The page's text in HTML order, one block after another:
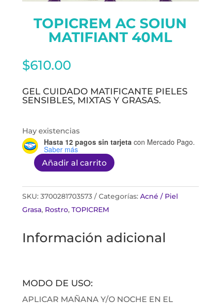
TOPICREM AC SOIUN
MATIFIANT 40ML
$610.00
GEL CUIDADO MATIFICANTE PIELES
SENSIBLES, MIXTAS Y GRASAS.
Hay existencias
Hasta 12 pagos sin tarjeta con Mercado Pago.
Saber más
Topicrem
soiun
matifiant
cantidad
Añadir al carrito
SKU: 3700281703573 Categorías: Acné / Piel
Grasa, Rostro, TOPICREM
Información adicional
MODO DE USO:
APLICAR MAÑANA Y/O NOCHE EN EL